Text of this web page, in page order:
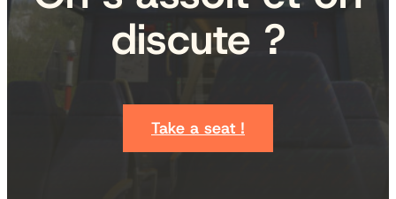
discute ?
Take a seat !